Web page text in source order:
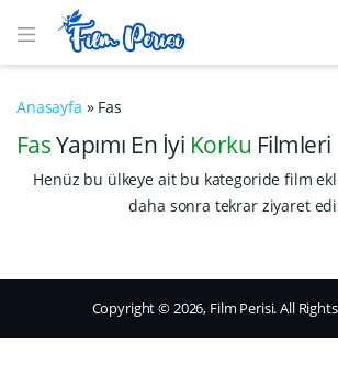
Anasayfa » Fas
FasYapımı En İyi Korku Filmleri
Henüz bu ülkeye ait bu kategoride film
daha sonra tekrar ziyaret
Copyright © 2026, Film Perisi. All